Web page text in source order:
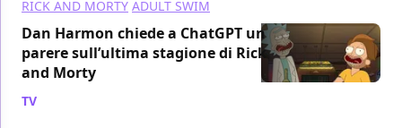
RICK AND MORTY ADULT SWIM
Dan Harmon chiede a ChatGPT un
parere sull’ultima stagione di Rick
and Morty
TV